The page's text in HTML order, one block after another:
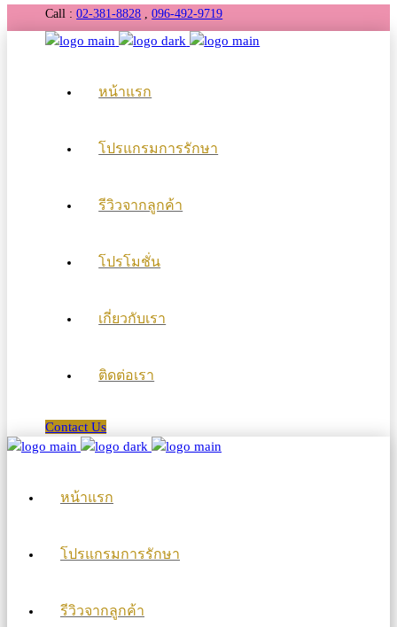
Call :02-381-8828 ,096-492-9719
หน้าแรก
โปรแกรมการรักษา
รีวิวจากลูกค้า
โปรโมชั่น
เกี่ยวกับเรา
ติดต่อเรา
Contact Us
หน้าแรก
โปรแกรมการรักษา
รีวิวจากลูกค้า